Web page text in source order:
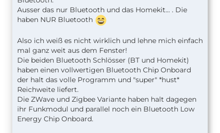
Ausser das nur Bluetooth und das Homekit... . Die
haben NUR Bluetooth
Also ich weiß es nicht wirklich und lehne mich einfach
mal ganz weit aus dem Fenster!
Die beiden Bluetooth Schlösser (BT und Homekit)
haben einen vollwertigen Bluetooth Chip Onboard
der halt das volle Programm und "super" *hust*
Reichweite liefert.
Die ZWave und Zigbee Variante haben halt dagegen
ihr Funkmodul und parallel noch ein Bluetooth Low
Energy Chip Onboard.